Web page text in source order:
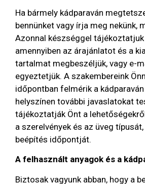
Ha bármely kádparaván
bennünket vagy írja meg nekünk,
Azonnal készséggel tájékoztatjuk
amennyiben az árajánlatot és a
tartalmat megbeszéljük, vagy e-
egyeztetjük. A szakembereink
időpontban felmérik a kádparaván
helyszínen további javaslatokat
tájékoztatják Önt a
a szerelvények és az üveg
beépítés időpontját.
A felhasznált anyagok és a
Biztosak vagyunk abban, hogy a